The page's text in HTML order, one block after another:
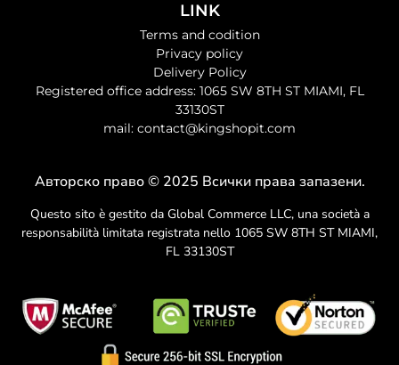
LINK
Terms and codition
Privacy policy
Delivery Policy
Registered office address: 1065 SW 8TH ST MIAMI, FL
33130ST
mail: contact@kingshopit.com
Авторско право © 2025 Всички права запазени.
Questo sito è gestito da Global Commerce LLC, una società a
responsabilità limitata registrata nello 1065 SW 8TH ST MIAMI,
FL 33130ST